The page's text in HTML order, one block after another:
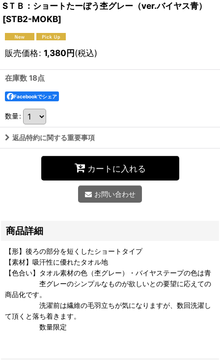
SＴＢ：ショートたーぼう杢グレー（ver.バイヤス青）
[STB2-MOKB]
販売価格: 1,380円(税込)
在庫数 18点
Facebookでシェア
数量:
返品特約に関する重要事項
カートに入れる
お問い合わせ
商品詳細
【形】後ろの部分を短くしたショートタイプ
【素材】吸汗性に優れたタオル地
【色合い】タオル素材の色（杢グレー）・バイヤステープの色は青
杢グレーのシンプルなものが欲しいとの要望に応えての
商品化です。
洗濯前は繊維の毛羽立ちが気になりますが、数回洗濯し
て頂くと落ち着きます。
数量限定